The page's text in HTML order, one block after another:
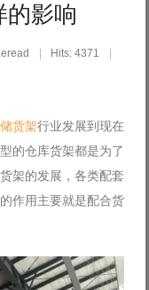
的影响
Hits: 4371
货架行业发展到现在
的仓库货架都是为了
架的发展，各类配套
作用主要就是配合货